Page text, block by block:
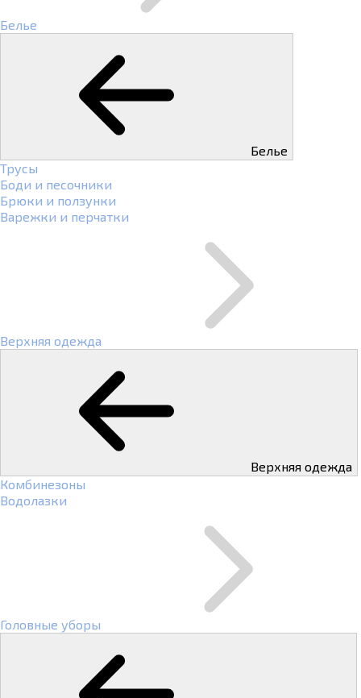
Белье
Белье
Трусы
Боди и песочники
Брюки и ползунки
Варежки и перчатки
Верхняя одежда
Верхняя одежда
Комбинезоны
Водолазки
Головные уборы